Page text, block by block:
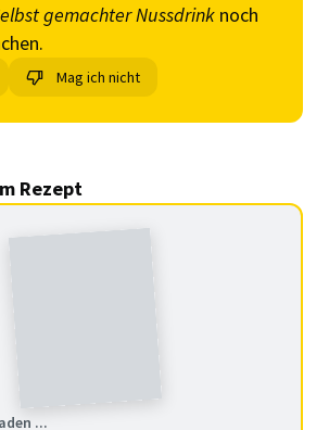
gemachter Nussdrink noch
Mag ich nicht
Rezept
...